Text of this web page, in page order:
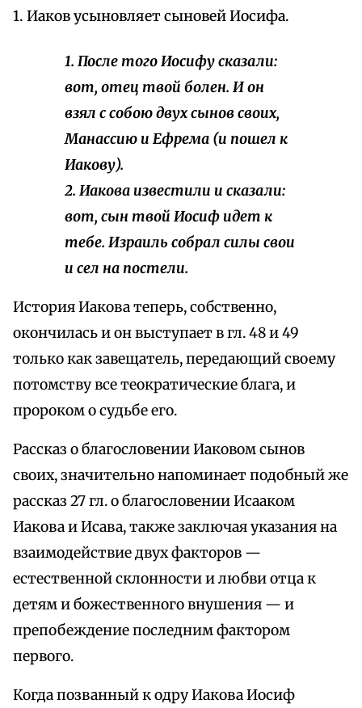
1. Иаков усыновляет сыновей Иосифа.
1. После того Иосифу сказали:
вот, отец твой болен. И он
взял с собою двух сынов своих,
Манассию и Ефрема (и пошел к
Иакову).
2. Иакова известили и сказали:
вот, сын твой Иосиф идет к
тебе. Израиль собрал силы свои
и сел на постели.
История Иакова теперь, собственно,
окончилась и он выступает в гл. 48 и 49
только как завещатель, передающий своему
потомству все теократические блага, и
пророком о судьбе его.
Рассказ о благословении Иаковом сынов
своих, значительно напоминает подобный же
рассказ 27 гл. о благословении Исааком
Иакова и Исава, также заключая указания на
взаимодействие двух факторов —
естественной склонности и любви отца к
детям и божественного внушения — и
препобеждение последним фактором
первого.
Когда позванный к одру Иакова Иосиф